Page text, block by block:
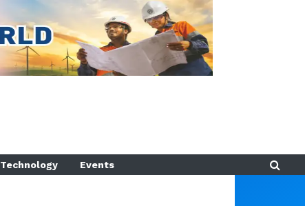
Technology Events